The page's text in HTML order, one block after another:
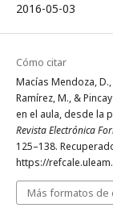
2016-05-03
Cómo citar
Macías Mendoza,
Ramírez, M., &
en el aula, desde la
Revista Electrónica
125–138.
https://
Más formatos de